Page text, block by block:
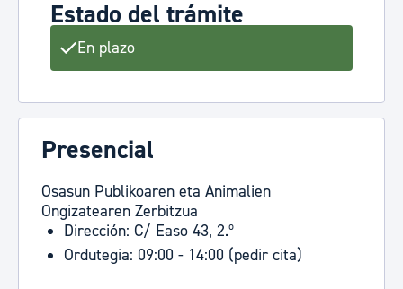
Estado del trámite
En plazo
Presencial
Osasun Publikoaren eta Animalien
Ongizatearen Zerbitzua
Dirección: C/ Easo 43, 2.º
Ordutegia: 09:00 - 14:00 (pedir cita)